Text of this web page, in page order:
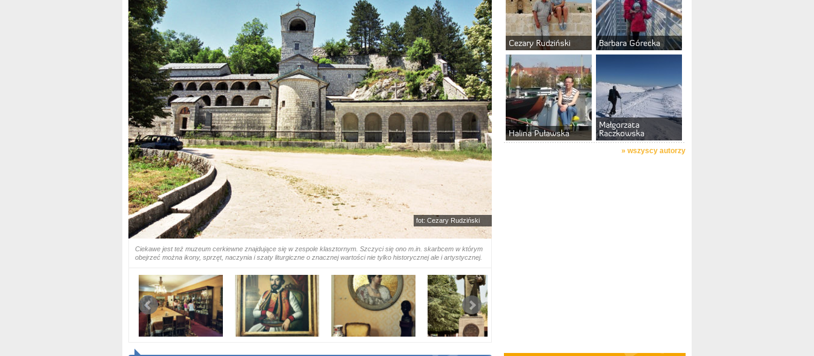
fot: Cezary Rudziński
Ciekawe jest też muzeum cerkiewne znajdujące się w zespole klasztornym. Szczyci się ono m.in. skarbcem w którym
obejrzeć można ikony, sprzęt, naczynia i szaty liturgiczne o znacznej wartości nie tylko historycznej ale i artystycznej.
Cezary Rudziński Barbara Górecka
Halina Puławska
Małgorzata
Raczkowska
» wszyscy autorzy